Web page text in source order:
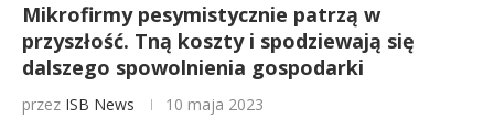
Mikrofirmy pesymistycznie patrzą w
przyszłość. Tną koszty i spodziewają się
dalszego spowolnienia gospodarki
przez ISB News 10 maja 2023